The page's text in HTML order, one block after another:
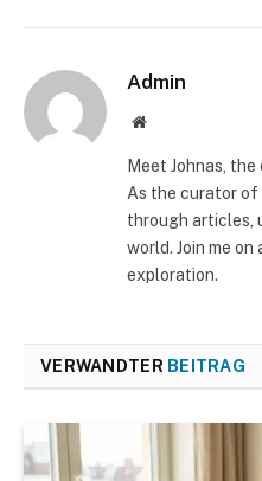
Admin
Website
Meet Johnas,
As the curator of
through articles,
world. Join me
exploration.
VERWANDTER BEITRAG